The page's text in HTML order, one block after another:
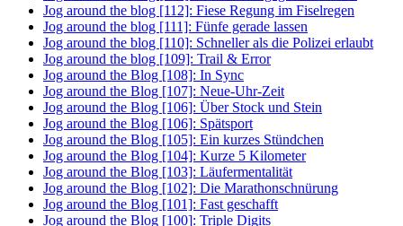
Jog around the blog [112]: Fiese Regung im Fiselregen
Jog around the blog [111]: Fünfe gerade lassen
Jog around the blog [110]: Schneller als die Polizei erlaubt
Jog around the blog [109]: Trail & Error
Jog around the Blog [108]: In Sync
Jog around the Blog [107]: Neue-Uhr-Zeit
Jog around the Blog [106]: Über Stock und Stein
Jog around the Blog [106]: Spätsport
Jog around the Blog [105]: Ein kurzes Stündchen
Jog around the Blog [104]: Kurze 5 Kilometer
Jog around the Blog [103]: Läufermentalität
Jog around the Blog [102]: Die Marathonschnürung
Jog around the Blog [101]: Fast geschafft
Jog around the Blog [100]: Triple Digits